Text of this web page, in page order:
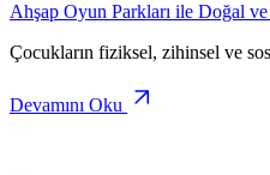
Ahşap Oyun Parkları ile Doğal
Çocukların fiziksel, zihinsel ve
Devamını Oku